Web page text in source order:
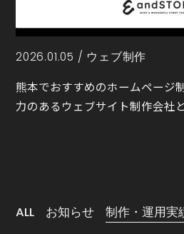
2026.01.05 / ウェブ制作
熊本でおすすめのホームページ
力のあるウェブサイト制作会社
ALL お知らせ 制作・運用実